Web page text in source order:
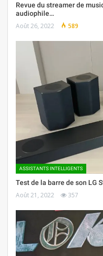
Revue du streamer de
audiophile…
Août 26, 2022 589
ASSISTANTS INTELLIGENTS
Test de la barre de son LG
Août 21, 2022 357